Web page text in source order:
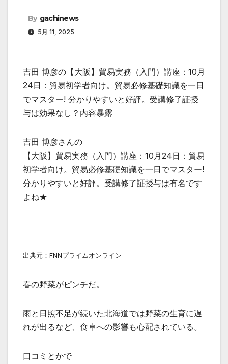
By gachinews
5月 11, 2025
吉田 博彦の【大阪】貿易実務（入門）講座：10月
24日：貿易初学者向け。貿易必修基礎知識を一日
でマスター! 分かりやすいと好評。受講修了証授
与は効果なし？内容暴露
吉田 博彦さんの
【大阪】貿易実務（入門）講座：10月24日：貿易
初学者向け。貿易必修基礎知識を一日でマスター!
分かりやすいと好評。受講修了証授与は有名です
よね★
出典元：FNNプライムオンライン
春の野菜がピンチだ。
雨と日照不足が続いた北海道では野菜の生育に遅
れが出るなど、食卓への影響も心配されている。
口コミとかで